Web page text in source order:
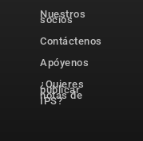
Nuestros
socios
Contáctenos
Apóyenos
¿Quieres
publicar
notas de
IPS?